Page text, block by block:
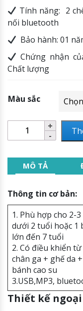
Tính năng: 2
nối bluetooth
Bảo hành: 01
Chứng nhận
Chất lượng
Màu sắc
MÔ TẢ
Thông tin cơ bản:
1. Phù hợp cho 2-3
dưới 2 tuổi hoặc 1
lớn đến 7 tuổi
2. Có điều khiển từ
chân ga + ghế da +
bánh cao su
3.USB,MP3,
Thiết kế